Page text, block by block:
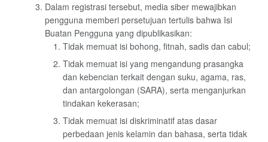
Dalam registrasi tersebut, media siber mewajibkan
pengguna memberi persetujuan tertulis bahwa Isi
Buatan Pengguna yang dipublikasikan:
Tidak memuat isi bohong, fitnah, sadis dan cabul;
Tidak memuat isi yang mengandung prasangka
dan kebencian terkait dengan suku, agama, ras,
dan antargolongan (SARA), serta menganjurkan
tindakan kekerasan;
Tidak memuat isi diskriminatif atas dasar
perbedaan jenis kelamin dan bahasa, serta tidak